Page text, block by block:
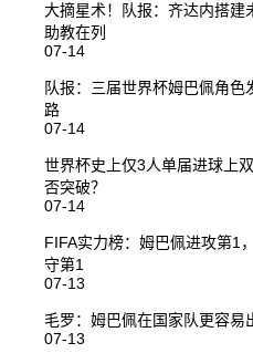
大摘星术！队报：齐达内搭建
助教在列
07-14
队报：三届世界杯姆巴佩角
路
07-14
世界杯史上仅3人单届进球上
否突破？
07-14
FIFA实力榜：姆巴佩进攻第1
守第1
07-13
毛罗：姆巴佩在国家队更容易
07-13